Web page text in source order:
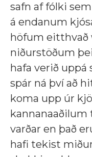
safn af fólki
á endanum
höfum eitthvað
niðurstöðum
hafa verið
spár ná því að
koma upp úr
varðar en það
hafi tekist